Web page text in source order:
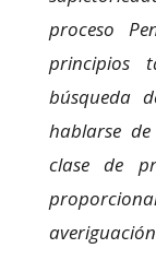
proceso
principios
búsqueda
hablarse
clase de